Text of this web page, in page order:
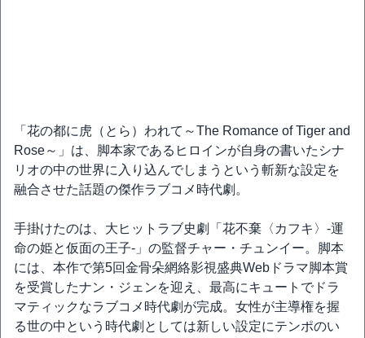
「花の都に虎（とら）われて～The Romance of Tiger and
Rose～」は、脚本家であるヒロインが自身の書いたシナ
リオの中の世界に入り込んでしまうという斬新な設定を
融合させた話題の傑作ラブコメ時代劇。
手掛けたのは、大ヒットラブ史劇「花不棄〈カフキ〉-運
命の姫と仮面の王子-」の監督チャー・チュンイー。脚本
には、本作で第5回金骨朵網絡影視盛典Webドラマ脚本賞
を受賞したナン・ジェンを迎え、最高にキュートでドラ
マティックなラブコメ時代劇が完成。女性が主導権を握
る世の中という時代劇としては新しい設定にテンポのい